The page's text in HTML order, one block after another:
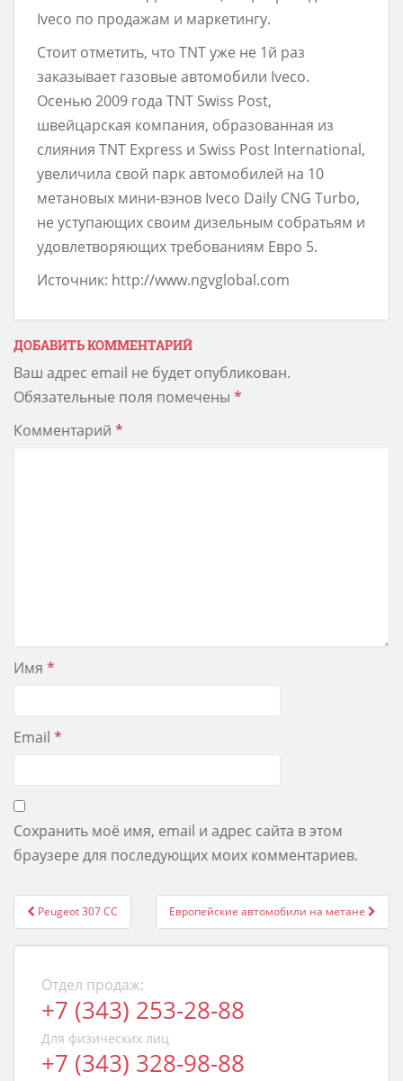
Iveco по продажам и маркетингу.
Стоит отметить, что TNT уже не 1й раз
заказывает газовые автомобили Iveco.
Осенью 2009 года TNT Swiss Post,
швейцарская компания, образованная из
слияния TNT Express и Swiss Post International,
увеличила свой парк автомобилей на 10
метановых мини-вэнов Iveco Daily CNG Turbo,
не уступающих своим дизельным собратьям и
удовлетворяющих требованиям Евро 5.
Источник: http://www.ngvglobal.com
ДОБАВИТЬ КОММЕНТАРИЙ
Ваш адрес email не будет опубликован.
Обязательные поля помечены *
Комментарий *
Имя *
Email *
Сохранить моё имя, email и адрес сайта в этом
браузере для последующих моих комментариев.
Post
navigation
Peugeot 307 CC Европейские автомобили на метане
Отдел продаж:
+7 (343) 253-28-88
Для физических лиц
+7 (343) 328-98-88